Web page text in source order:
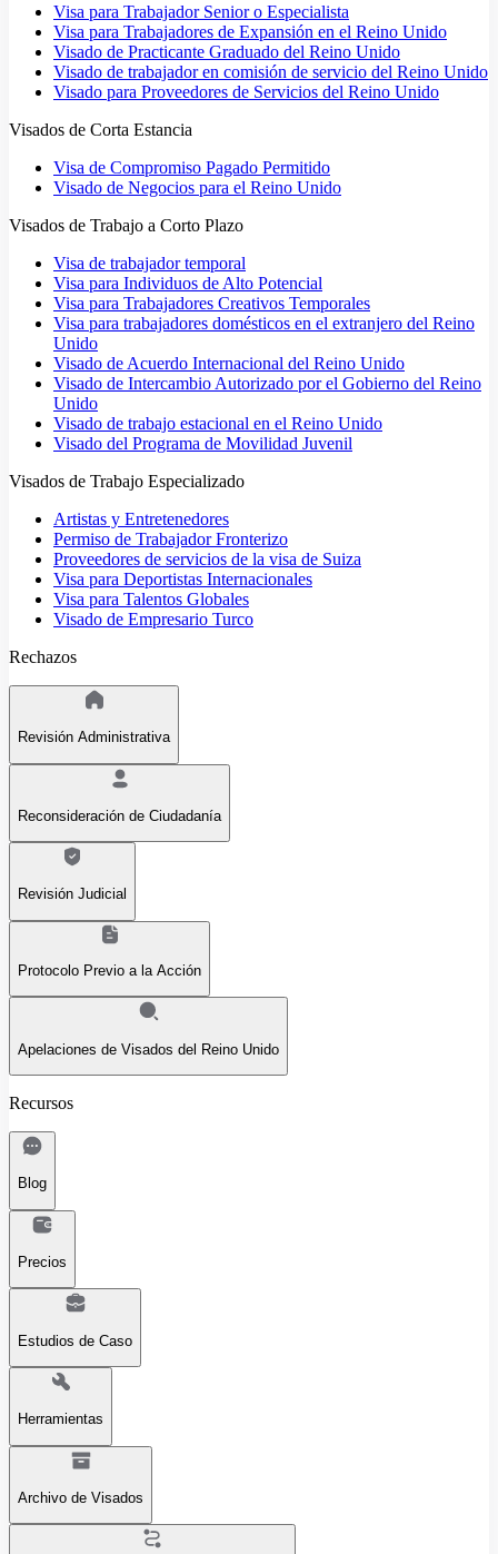
Visa para Trabajador Senior o Especialista
Visa para Trabajadores de Expansión en el Reino Unido
Visado de Practicante Graduado del Reino Unido
Visado de trabajador en comisión de servicio del Reino Unido
Visado para Proveedores de Servicios del Reino Unido
Visados de Corta Estancia
Visa de Compromiso Pagado Permitido
Visado de Negocios para el Reino Unido
Visados de Trabajo a Corto Plazo
Visa de trabajador temporal
Visa para Individuos de Alto Potencial
Visa para Trabajadores Creativos Temporales
Visa para trabajadores domésticos en el extranjero del Reino
Unido
Visado de Acuerdo Internacional del Reino Unido
Visado de Intercambio Autorizado por el Gobierno del Reino
Unido
Visado de trabajo estacional en el Reino Unido
Visado del Programa de Movilidad Juvenil
Visados de Trabajo Especializado
Artistas y Entretenedores
Permiso de Trabajador Fronterizo
Proveedores de servicios de la visa de Suiza
Visa para Deportistas Internacionales
Visa para Talentos Globales
Visado de Empresario Turco
Rechazos
Revisión Administrativa
Reconsideración de Ciudadanía
Revisión Judicial
Protocolo Previo a la Acción
Apelaciones de Visados del Reino Unido
Recursos
Blog
Precios
Estudios de Caso
Herramientas
Archivo de Visados